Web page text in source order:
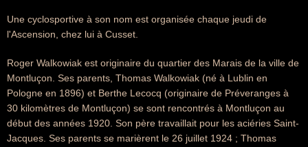
Une cyclosportive à son nom est organisée chaque jeudi de
l'Ascension, chez lui à Cusset.
Roger Walkowiak est originaire du quartier des Marais de la ville de
Montluçon. Ses parents, Thomas Walkowiak (né à Lublin en
Pologne en 1896) et Berthe Lecocq (originaire de Préveranges à
30 kilomètres de Montluçon) se sont rencontrés à Montluçon au
début des années 1920. Son père travaillait pour les aciéries Saint-
Jacques. Ses parents se marièrent le 26 juillet 1924 ; Thomas